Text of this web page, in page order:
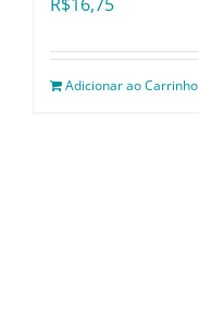
Adicionar ao Carrinho